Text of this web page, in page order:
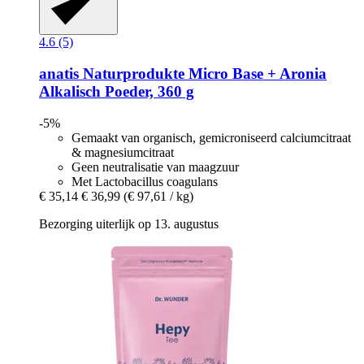
4.6 (5)
anatis Naturprodukte Micro Base + Aronia
Alkalisch Poeder, 360 g
-5%
Gemaakt van organisch, gemicroniseerd calciumcitraat
& magnesiumcitraat
Geen neutralisatie van maagzuur
Met Lactobacillus coagulans
€ 35,14 € 36,99 (€ 97,61 / kg)
Bezorging uiterlijk op 13. augustus